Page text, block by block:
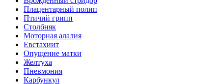
Плацентарный полип
Птичий грипп
Столбняк
Моторная алалия
Евстахиит
Опущение матки
Желтуха
Пневмония
Карбункул